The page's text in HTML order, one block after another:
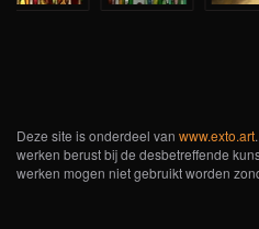
Deze site is onderdeel van www.exto.art
werken berust bij de desbetreffende
werken mogen niet gebruikt worden